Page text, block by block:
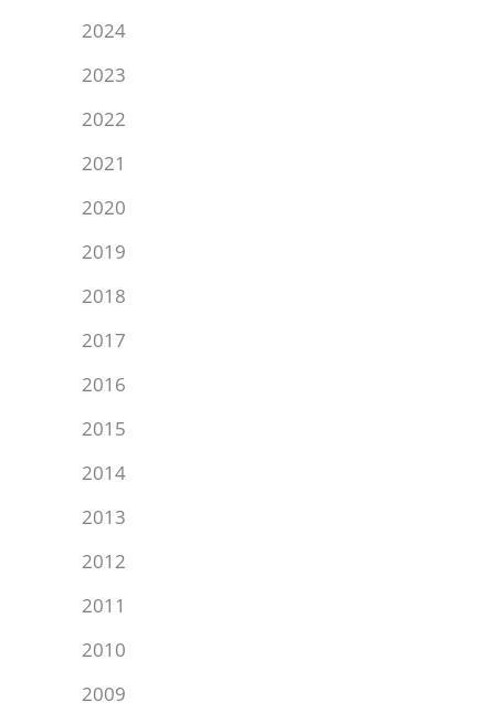
2024
2023
2022
2021
2020
2019
2018
2017
2016
2015
2014
2013
2012
2011
2010
2009